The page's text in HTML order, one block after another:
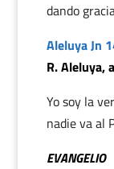
dando
Aleluya Jn
R. Aleluya,
Yo soy la
nadie va al
EVANGELIO